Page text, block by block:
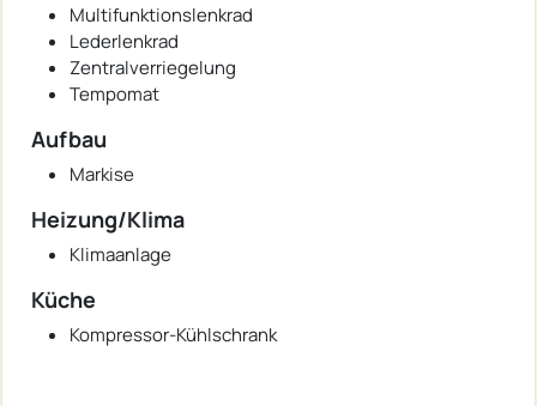
Multifunktionslenkrad
Lederlenkrad
Zentralverriegelung
Tempomat
Aufbau
Markise
Heizung/Klima
Klimaanlage
Küche
Kompressor-Kühlschrank